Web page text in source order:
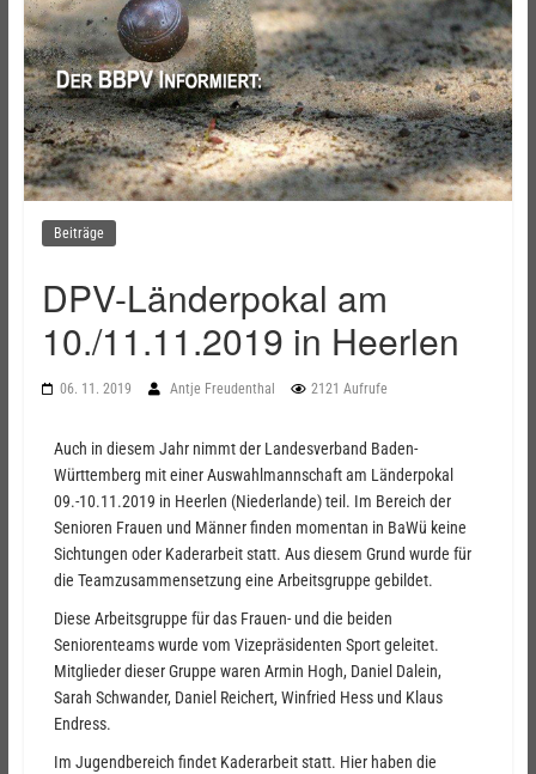
Beiträge
DPV-Länderpokal am
10./11.11.2019 in Heerlen
06. 11. 2019 Antje Freudenthal 2121 Aufrufe
Auch in diesem Jahr nimmt der Landesverband Baden-
Württemberg mit einer Auswahlmannschaft am Länderpokal
09.-10.11.2019 in Heerlen (Niederlande) teil. Im Bereich der
Senioren Frauen und Männer finden momentan in BaWü keine
Sichtungen oder Kaderarbeit statt. Aus diesem Grund wurde für
die Teamzusammensetzung eine Arbeitsgruppe gebildet.
Diese Arbeitsgruppe für das Frauen- und die beiden
Seniorenteams wurde vom Vizepräsidenten Sport geleitet.
Mitglieder dieser Gruppe waren Armin Hogh, Daniel Dalein,
Sarah Schwander, Daniel Reichert, Winfried Hess und Klaus
Endress.
Im Jugendbereich findet Kaderarbeit statt. Hier haben die